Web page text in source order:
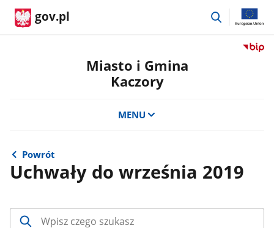
gov.pl
przejdź
Przejdź
Miasto i Gmina
Kaczory
MENU
Powrót
Uchwały do września 2019
Wpisz